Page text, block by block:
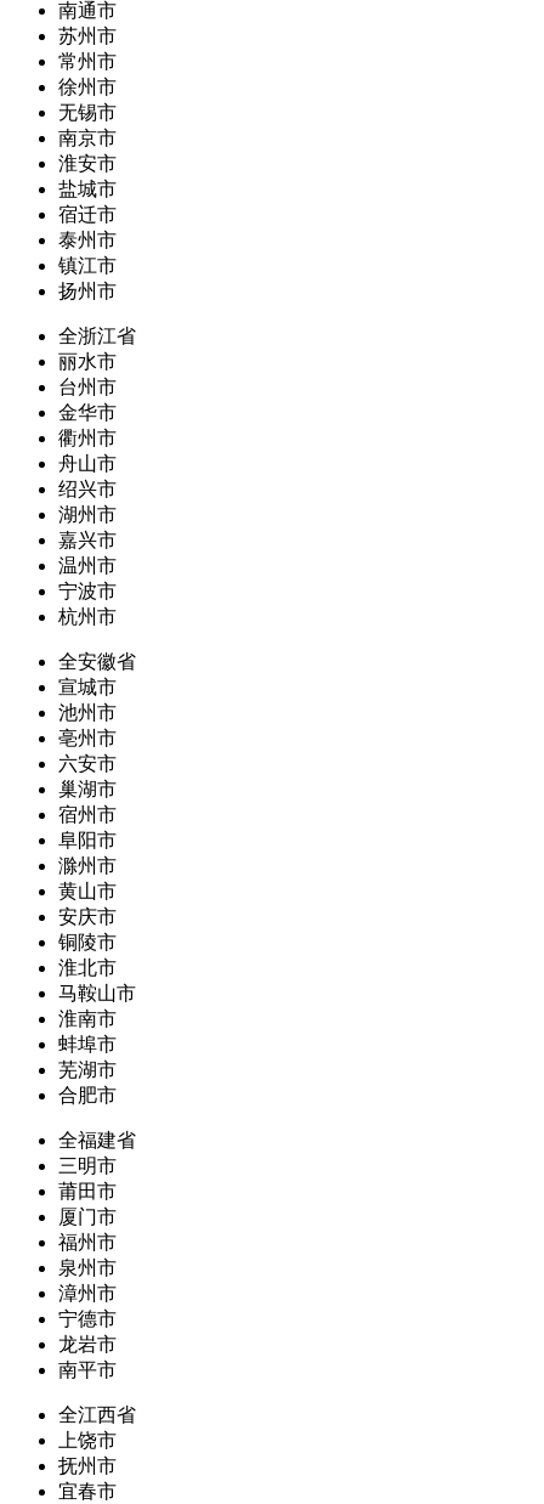
南通市
苏州市
常州市
徐州市
无锡市
南京市
淮安市
盐城市
宿迁市
泰州市
镇江市
扬州市
全浙江省
丽水市
台州市
金华市
衢州市
舟山市
绍兴市
湖州市
嘉兴市
温州市
宁波市
杭州市
全安徽省
宣城市
池州市
亳州市
六安市
巢湖市
宿州市
阜阳市
滁州市
黄山市
安庆市
铜陵市
淮北市
马鞍山市
淮南市
蚌埠市
芜湖市
合肥市
全福建省
三明市
莆田市
厦门市
福州市
泉州市
漳州市
宁德市
龙岩市
南平市
全江西省
上饶市
抚州市
宜春市